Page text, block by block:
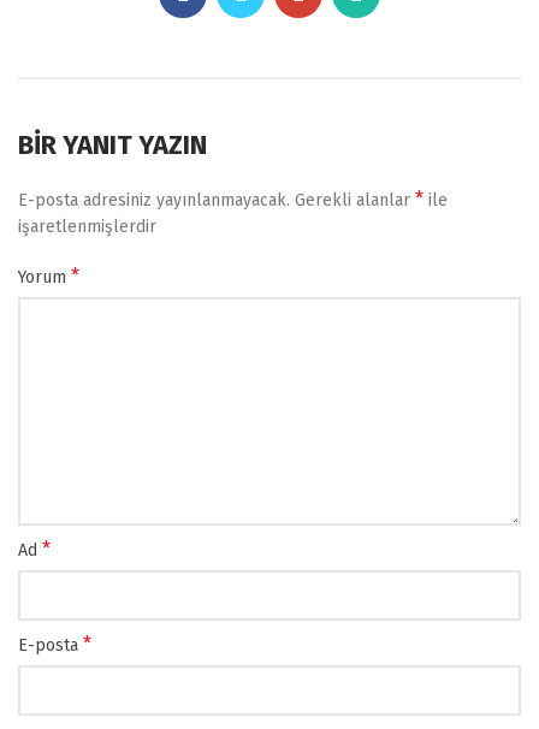
BIR YANIT YAZIN
E-posta adresiniz yayınlanmayacak. Gerekli alanlar * ile
işaretlenmişlerdir
Yorum *
Ad *
E-posta *